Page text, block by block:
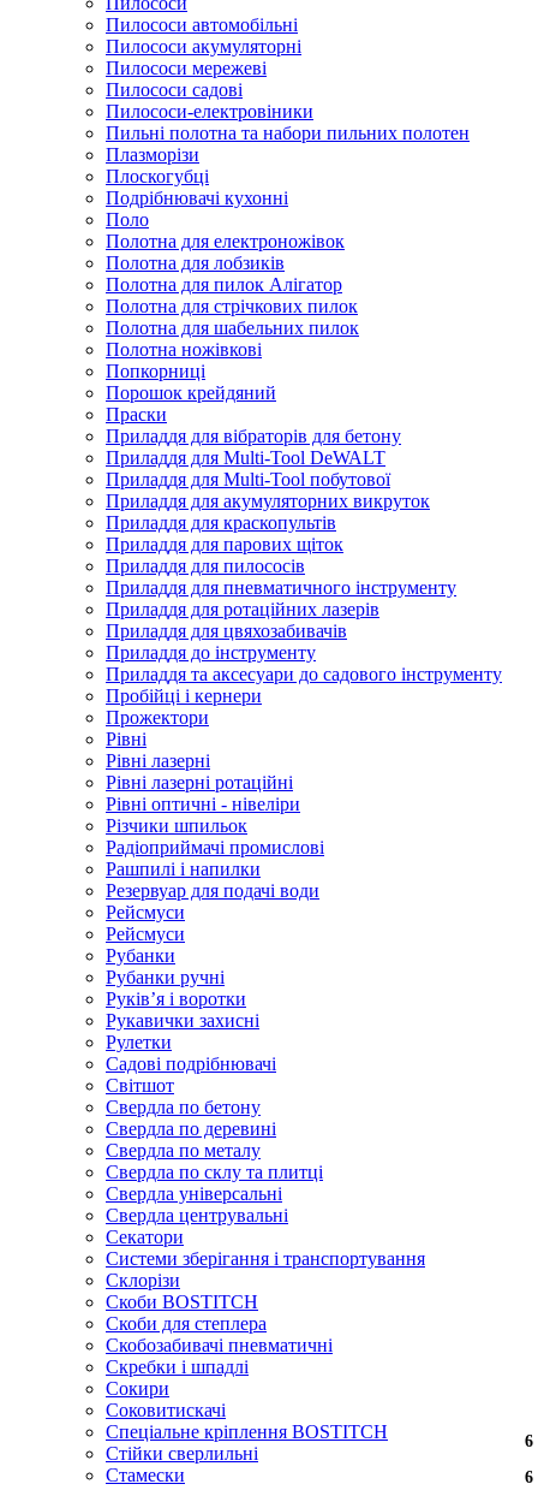
Пилососи автомобільні
Пилососи акумуляторні
Пилососи мережеві
Пилососи садові
Пилососи-електровіники
Пильні полотна та набори пильних полотен
Плазморізи
Плоскогубці
Подрібнювачі кухонні
Поло
Полотна для електроножівок
Полотна для лобзиків
Полотна для пилок Алігатор
Полотна для стрічкових пилок
Полотна для шабельних пилок
Полотна ножівкові
Попкорниці
Порошок крейдяний
Праски
Приладдя для вібраторів для бетону
Приладдя для Multi-Tool DeWALT
Приладдя для Multi-Tool побутової
Приладдя для акумуляторних викруток
Приладдя для краскопультів
Приладдя для парових щіток
Приладдя для пилососів
Приладдя для пневматичного інструменту
Приладдя для ротаційних лазерів
Приладдя для цвяхозабивачів
Приладдя до інструменту
Приладдя та аксесуари до садового інструменту
Пробійці і кернери
Прожектори
Рівні
Рівні лазерні
Рівні лазерні ротаційні
Рівні оптичні - нівеліри
Різчики шпильок
Радіоприймачі промислові
Рашпилі і напилки
Резервуар для подачі води
Рейсмуси
Рейсмуси
Рубанки
Рубанки ручні
Руківʼя і воротки
Рукавички захисні
Рулетки
Садові подрібнювачі
Світшот
Свердла по бетону
Свердла по деревині
Свердла по металу
Свердла по склу та плитці
Свердла універсальні
Свердла центрувальні
Секатори
Системи зберігання і транспортування
Склорізи
Скоби BOSTITCH
Скоби для степлера
Скобозабивачі пневматичні
Скребки і шпадлі
Сокири
Соковитискачі
Спеціальне кріплення BOSTITCH
Стійки сверлильні
Стамески
6
6
6
6
6
6
6
6
6
6